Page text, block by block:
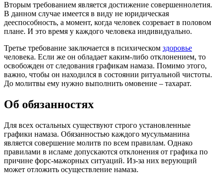
Вторым требованием является достижение совершеннолетия.
В данном случае имеется в виду не юридическая
дееспособность, а момент, когда человек созревает в половом
плане. И это время у каждого человека индивидуально.
Третье требование заключается в психическом здоровье
человека. Если же он обладает каким-либо отклонением, то
освобожден от следования графикам намаза. Помимо этого,
важно, чтобы он находился в состоянии ритуальной чистоты.
До молитвы ему нужно выполнить омовение – тахарат.
Об обязанностях
Для всех остальных существуют строго установленные
графики намаза. Обязанностью каждого мусульманина
является совершение молитв по всем правилам. Однако
правилами в исламе допускаются отклонения от графика по
причине форс-мажорных ситуаций. Из-за них верующий
может отложить осуществление намаза.